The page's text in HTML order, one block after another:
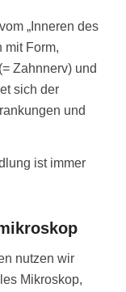
„Inneren des
mit Form,
Zahnnerv) und
sich der
und
ist immer
nutzen wir
Mikroskop,